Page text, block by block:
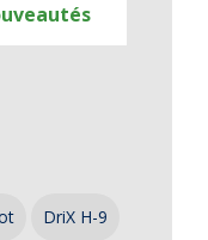
DriX H-9